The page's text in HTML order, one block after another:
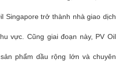
Singapore trở thành nhà giao dịch
vực. Cũng giai đoạn này, PV Oil
phẩm dầu rộng lớn và chuyên